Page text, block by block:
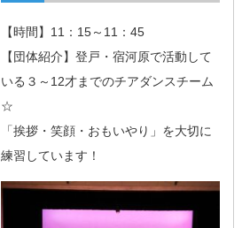
【時間】11：15～11：45
【団体紹介】登戸・宿河原で活動して
いる３～12才までのチアダンスチーム
☆
「挨拶・笑顔・おもいやり」を大切に
練習しています！